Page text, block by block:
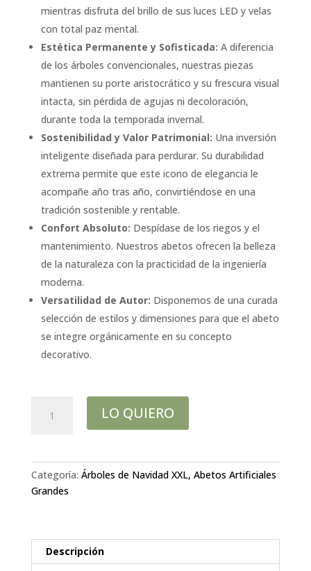
mientras disfruta del brillo de sus luces LED y velas
con total paz mental.
Estética Permanente y Sofisticada: A diferencia
de los árboles convencionales, nuestras piezas
mantienen su porte aristocrático y su frescura visual
intacta, sin pérdida de agujas ni decoloración,
durante toda la temporada invernal.
Sostenibilidad y Valor Patrimonial: Una inversión
inteligente diseñada para perdurar. Su durabilidad
extrema permite que este icono de elegancia le
acompañe año tras año, convirtiéndose en una
tradición sostenible y rentable.
Confort Absoluto: Despídase de los riegos y el
mantenimiento. Nuestros abetos ofrecen la belleza
de la naturaleza con la practicidad de la ingeniería
moderna.
Versatilidad de Autor: Disponemos de una curada
selección de estilos y dimensiones para que el abeto
se integre orgánicamente en su concepto
decorativo.
NEVADO
LO QUIERO
Categoría: Árboles de Navidad XXL, Abetos Artificiales
Grandes
Descripción